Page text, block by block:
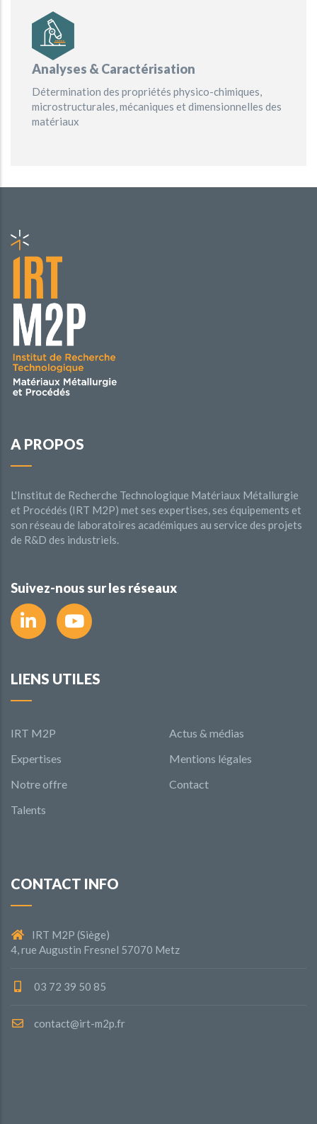
Analyses & Caractérisation
Détermination des propriétés physico-chimiques,
microstructurales, mécaniques et dimensionnelles des
matériaux
A PROPOS
L'Institut de Recherche Technologique Matériaux Métallurgie
et Procédés (IRT M2P) met ses expertises, ses équipements et
son réseau de laboratoires académiques au service des projets
de R&D des industriels.
Suivez-nous sur les réseaux
LIENS UTILES
IRT M2P
Expertises
Notre offre
Talents
Actus & médias
Mentions légales
Contact
CONTACT INFO
IRT M2P (Siège)
4, rue Augustin Fresnel 57070 Metz
03 72 39 50 85
contact@irt-m2p.fr